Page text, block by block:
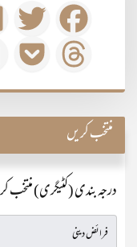
منتخب کریں
درجہ بندی (کٹیگری) منتخب